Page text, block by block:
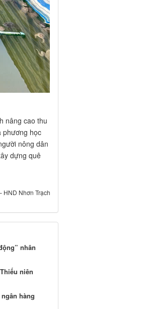
nâng cao thu
phương học
nông dân
dựng quê
HND Nhơn Trạch
nhân
niên
hàng